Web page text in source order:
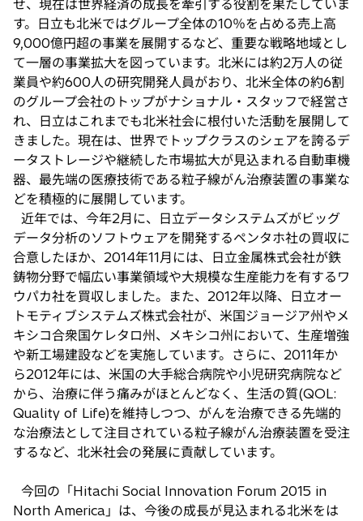
せ、現在は世界経済の成長を牽引する役割を果たしていま
す。日立も北米ではグループ全体の10％を占める売上高
9,000億円超の事業を展開するなど、重要な戦略地域とし
て一層の事業拡大を図っています。北米には約2万人の従
業員や約600人の研究開発人員がおり、北米全体の約6割
のグループ会社のトップがナショナル・スタッフで経営さ
れ、日立はこれまでも北米社会に根付いた活動を展開して
きました。現在は、世界でトップクラスのシェアを誇るデ
ータストレージや継続した市場拡大が見込まれる自動車機
器、最先端の医療技術である粒子線がん治療装置の事業な
どを積極的に展開しています。
近年では、今年2月に、日立データシステムズがビッグ
データ分析のソフトウェアを開発するペンタホ社の買収に
合意したほか、2014年11月には、日立金属株式会社が鉄
鋳物分野で幅広い事業領域や大規模な生産能力を有するワ
ウパカ社を買収しました。また、2012年以降、日立オー
トモティブシステムズ株式会社が、米国ジョージア州やメ
キシコ合衆国ケレタロ州、メキシコ州において、生産増強
や新工場建設などを実施しています。さらに、2011年か
ら2012年には、米国の大手総合病院や小児研究病院など
から、治療に伴う痛みがほとんどなく、生活の質(QOL:
Quality of Life)を維持しつつ、がんを治療できる先端的
な治療法として注目されている粒子線がん治療装置を受注
するなど、北米社会の発展に貢献しています。
今回の「Hitachi Social Innovation Forum 2015 in
North America」は、今後の成長が見込まれる北米をは